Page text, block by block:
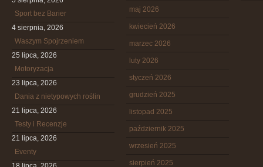
Sport bez Barier
4 sierpnia, 2026
Waszym Spojrzeniem
25 lipca, 2026
Motoryzacja
23 lipca, 2026
Dania z nietypowych roślin
21 lipca, 2026
Testy i Recenzje
21 lipca, 2026
Eventy
maj 2026
kwiecień 2026
marzec 2026
luty 2026
styczeń 2026
grudzień 2025
listopad 2025
październik 2025
wrzesień 2025
sierpień 2025